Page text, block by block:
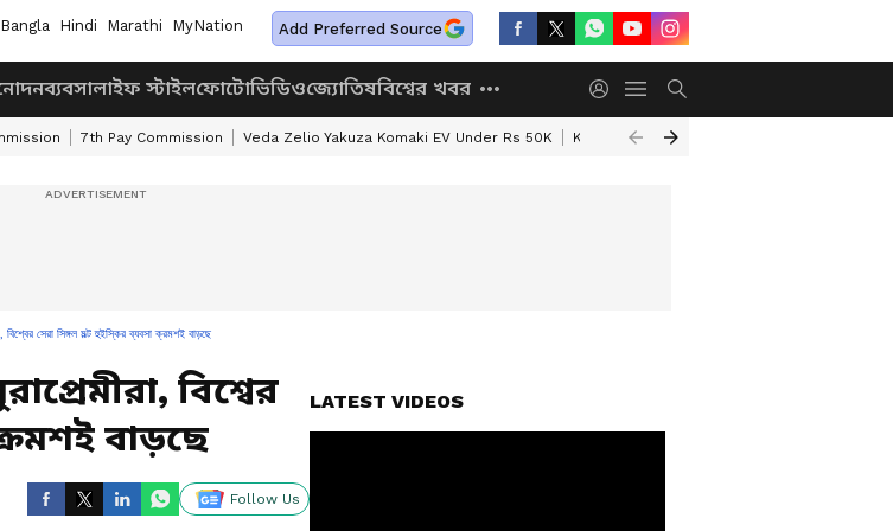
Bangla Hindi Marathi MyNation Add Preferred Source
ব্যবসালাইফ স্টাইলফোটোভিডিওজ্যোতিষবিশ্বের খবর
7th Pay Commission Veda Zelio Yakuza Komaki EV Under Rs 50K Kolkata Weather Update
সেরা সিঙ্গল মল্ট হুইস্কির ব্যবসা ক্রমশই বাড়ছে
বিশ্বের
বাড়ছে
Follow Us
LATEST VIDEOS